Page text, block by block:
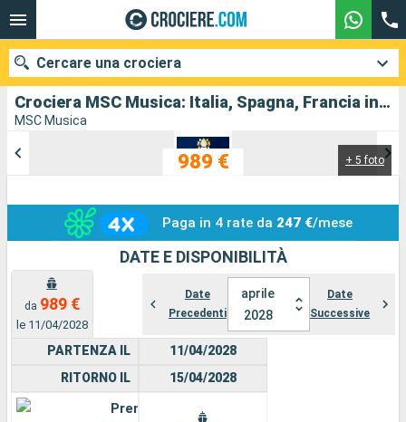
Crociera MSC Musica: Italia, Spagna, Francia in partenza da Genova
MSC Musica
+ 5 foto
989 €
Paga in 4 rate da 247 €/mese
DATE E DISPONIBILITÀ
da 989 €
le 11/04/2028
Date
Precedenti
aprile
2028
Date
Successive
PARTENZA IL
RITORNO IL
Premium
11/04/2028
15/04/2028
Cercare una crociera
Mesi di partenza
Porti Compagnie
Ricerca